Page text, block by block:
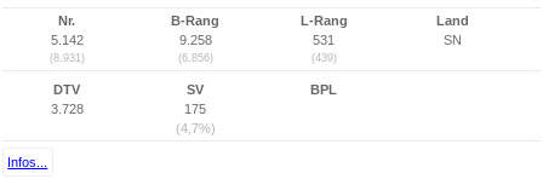
Nr.
5.142
(8.931)
B-Rang
9.258
(6.856)
L-Rang
531
(439)
Land
SN
DTV
3.728
SV
175
(4,7%)
BPL
Infos...